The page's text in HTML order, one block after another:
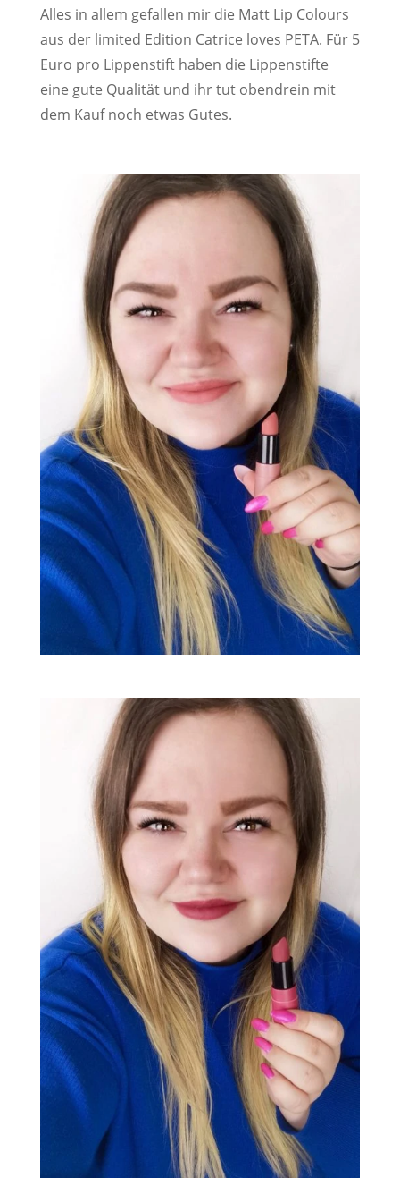
Alles in allem gefallen mir die Matt Lip Colours
aus der limited Edition Catrice loves PETA. Für 5
Euro pro Lippenstift haben die Lippenstifte
eine gute Qualität und ihr tut obendrein mit
dem Kauf noch etwas Gutes.